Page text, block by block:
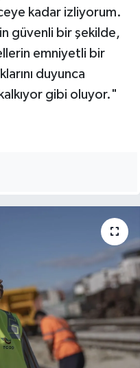
kadar izliyorum.
güvenli bir şekilde,
emniyetli bir
duyunca
gibi oluyor."